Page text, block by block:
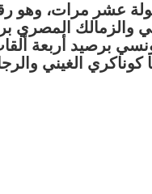
عشر مرات، وهو
والزمالك
برصيد أربعة
كوناكري الغيني